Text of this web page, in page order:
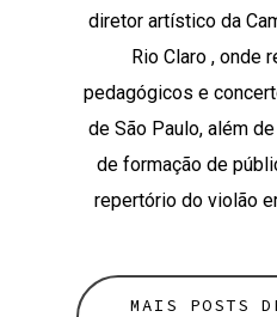
diretor artístico da
Rio Claro , onde
pedagógicos e
de São Paulo, além
de formação de
repertório do violão
MAIS POSTS